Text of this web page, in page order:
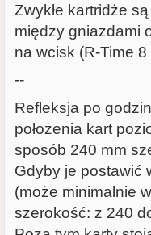
Zwykłe kartridże
między gniazdami
na wcisk (R-Time
--
Refleksja po
położenia kart
sposób 240 mm
Gdyby je postawić
(może minimalnie
szerokość: z 240